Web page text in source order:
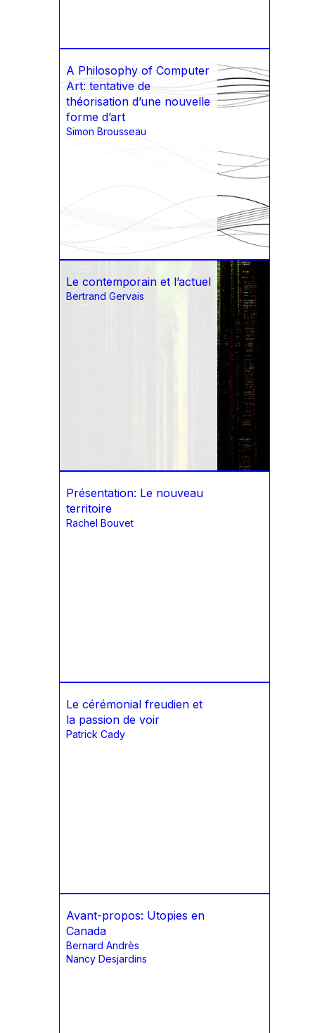
A Philosophy of Computer
Art: tentative de
théorisation d’une nouvelle
forme d’art
Simon Brousseau
Le contemporain et l’actuel
Bertrand Gervais
Présentation: Le nouveau
territoire
Rachel Bouvet
Le cérémonial freudien et
la passion de voir
Patrick Cady
Avant-propos: Utopies en
Canada
Bernard Andrès
Nancy Desjardins